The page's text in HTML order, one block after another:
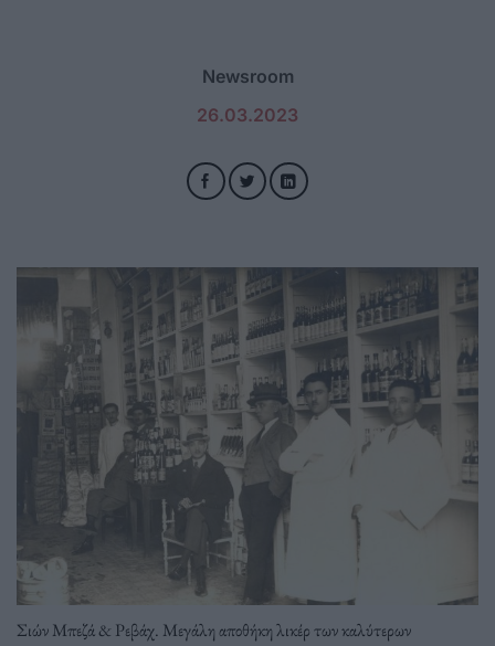
Newsroom
26.03.2023
Σιών Μπεζά & Ρεβάχ. Μεγάλη αποθήκη λικέρ των καλύτερων